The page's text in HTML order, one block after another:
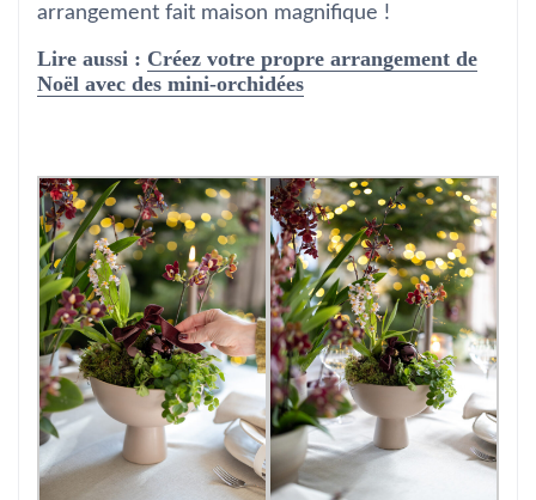
arrangement fait maison magnifique !
Lire aussi : Créez votre propre arrangement de
Noël avec des mini-orchidées